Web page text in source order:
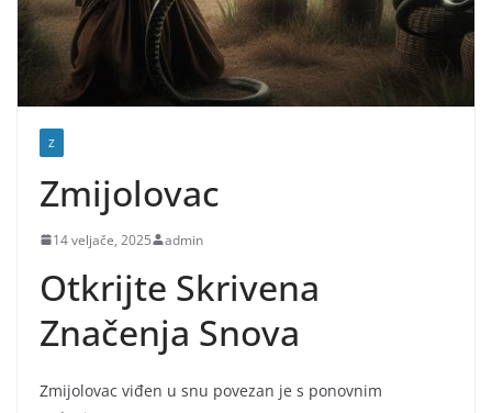
Z
Zmijolovac
14 veljače, 2025 admin
Otkrijte Skrivena
Značenja Snova
Zmijolovac viđen u snu povezan je s ponovnim